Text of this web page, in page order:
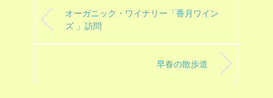
オーガニック・ワイナリー「香月ワイン
ズ 」訪問
早春の散歩道